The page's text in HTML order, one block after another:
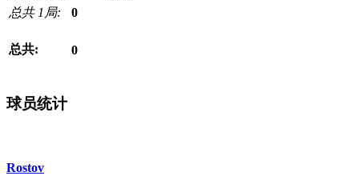
总共 1局:
0
总共: 0
球员统计
Rostov